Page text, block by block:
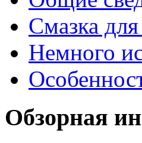
Смазка
Немного
Обзорная